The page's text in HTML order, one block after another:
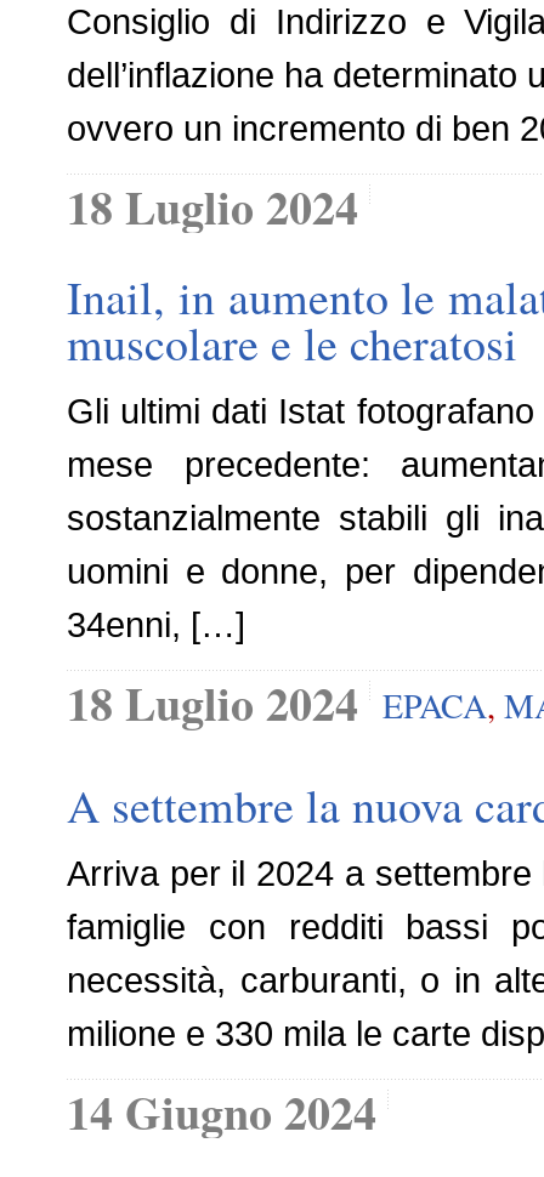
Consiglio di Indirizzo e
dell’inflazione ha
ovvero un incremento di ben
18 Luglio 2024
Inail, in aumento le
muscolare e le cheratosi
Gli ultimi dati Istat
mese precedente:
sostanzialmente stabili gli
uomini e donne, per
34enni, […]
18 Luglio 2024 EPACA,
A settembre la nuova
Arriva per il 2024 a settembre
famiglie con redditi bassi
necessità, carburanti, o in
milione e 330 mila le carte
14 Giugno 2024